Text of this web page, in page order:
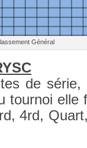
Général
de
tour­noi elle
4rd,